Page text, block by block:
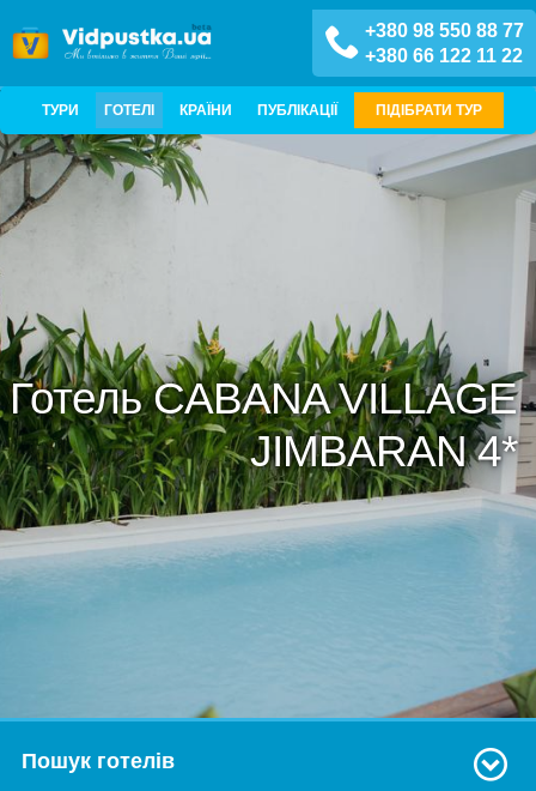
+380 98 550 88 77
+380 66 122 11 22
ТУРИ ГОТЕЛІ КРАЇНИ ПУБЛІКАЦІЇ ПІДІБРАТИ ТУР
Готель CABANA VILLAGE
JIMBARAN 4*
Пошук готелів